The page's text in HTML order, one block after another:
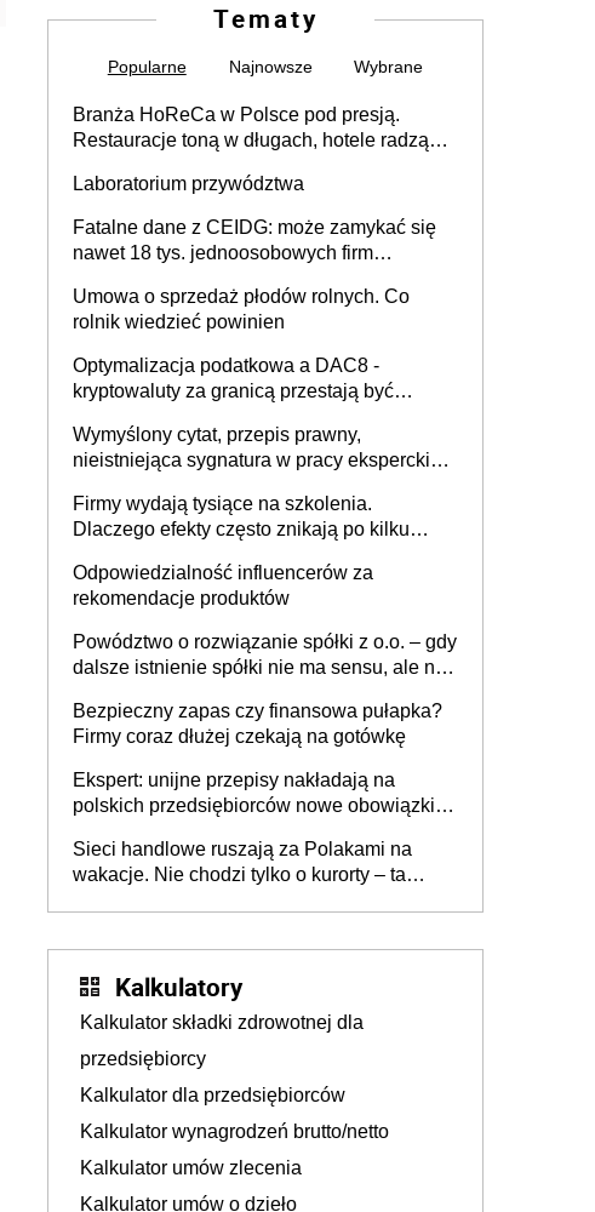
Tematy
Popularne Najnowsze Wybrane
Branża HoReCa w Polsce pod presją.
Restauracje toną w długach, hotele radzą
Laboratorium przywództwa
Fatalne dane z CEIDG: może zamykać się
nawet 18 tys. jednoosobowych firm
Umowa o sprzedaż płodów rolnych. Co
rolnik wiedzieć powinien
Optymalizacja podatkowa a DAC8 -
kryptowaluty za granicą przestają być
Wymyślony cytat, przepis prawny,
nieistniejąca sygnatura w pracy eksperckiej -
firmie
Firmy wydają tysiące na szkolenia.
Dlaczego efekty często znikają po kilku
Odpowiedzialność influencerów za
rekomendacje produktów
Powództwo o rozwiązanie spółki z o.o. – gdy
dalsze istnienie spółki nie ma sensu, ale nie
Bezpieczny zapas czy finansowa pułapka?
Firmy coraz dłużej czekają na gotówkę
Ekspert: unijne przepisy nakładają na
polskich przedsiębiorców nowe obowiązki w
Sieci handlowe ruszają za Polakami na
wakacje. Nie chodzi tylko o kurorty – ta
Kalkulatory
Kalkulator składki zdrowotnej dla
przedsiębiorcy
Kalkulator dla przedsiębiorców
Kalkulator wynagrodzeń brutto/netto
Kalkulator umów zlecenia
Kalkulator umów o dzieło